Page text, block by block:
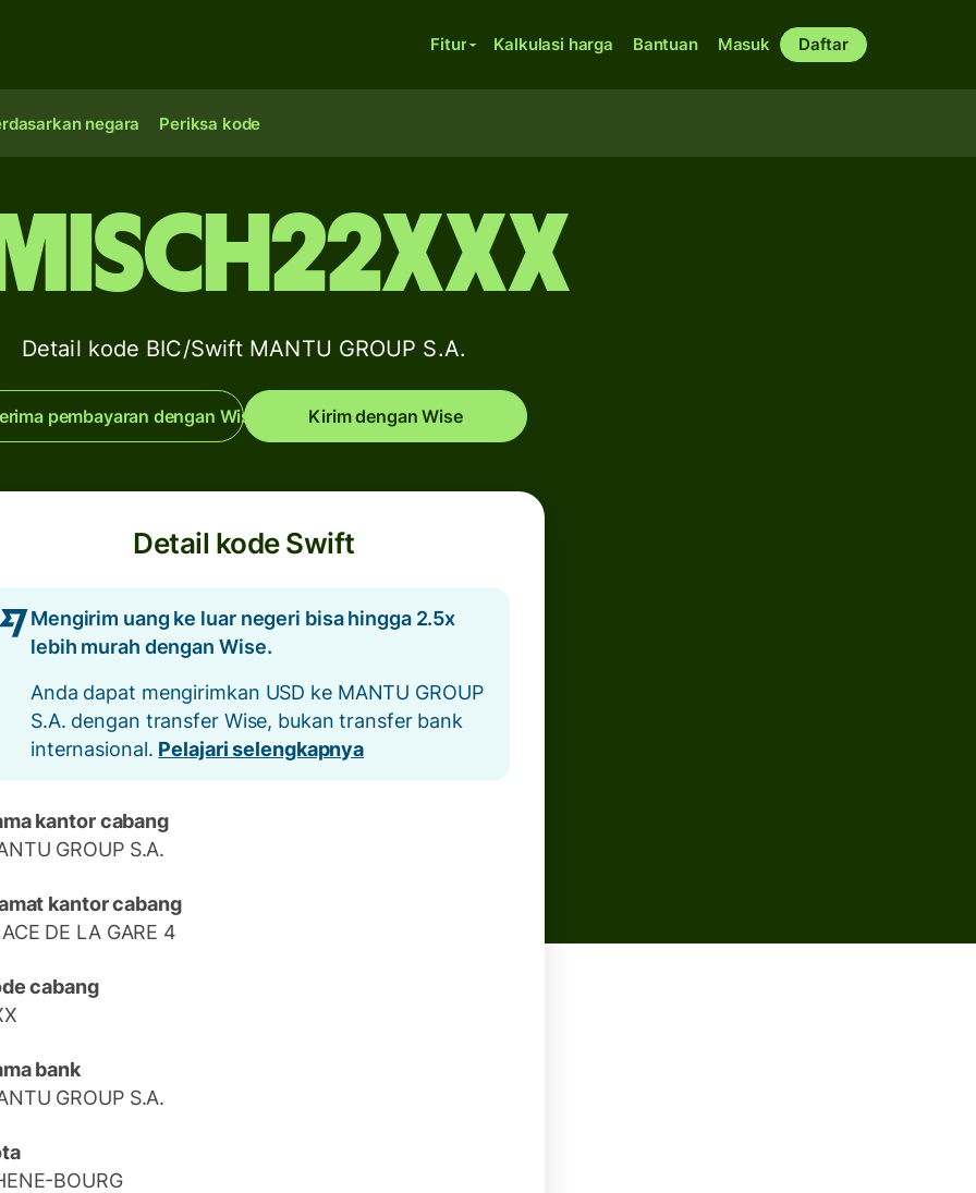
Fitur Kalkulasi harga Bantuan Masuk Daftar
negara Periksa kode
Detail kode BIC/Swift MANTU GROUP S.A.
pembayaran dengan Wise Kirim dengan Wise
Detail kode Swift
Mengirim uang ke luar negeri bisa hingga 2.5x
lebih murah dengan Wise.
Anda dapat mengirimkan USD ke MANTU GROUP
S.A. dengan transfer Wise, bukan transfer bank
internasional. Pelajari selengkapnya
kantor cabang
GROUP S.A.
kantor cabang
DE LA GARE 4
cabang
bank
GROUP S.A.
BOURG